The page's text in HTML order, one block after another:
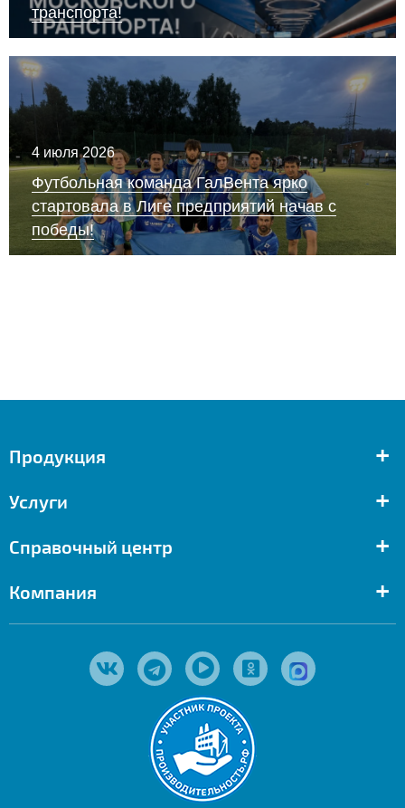
транспорта!
4 июля 2026
Футбольная команда ГалВента ярко
стартовала в Лиге предприятий начав с
победы!
Продукция +
Услуги +
Справочный центр +
Компания +